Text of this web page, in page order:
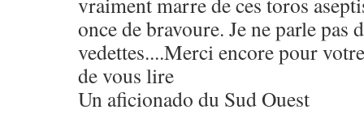
once de bravoure. Je ne parle pas
vedettes....Merci encore pour
de vous lire
Un aficionado du Sud Ouest